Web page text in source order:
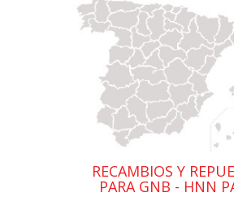
RECAMBIOS Y
PARA GNB - HNN